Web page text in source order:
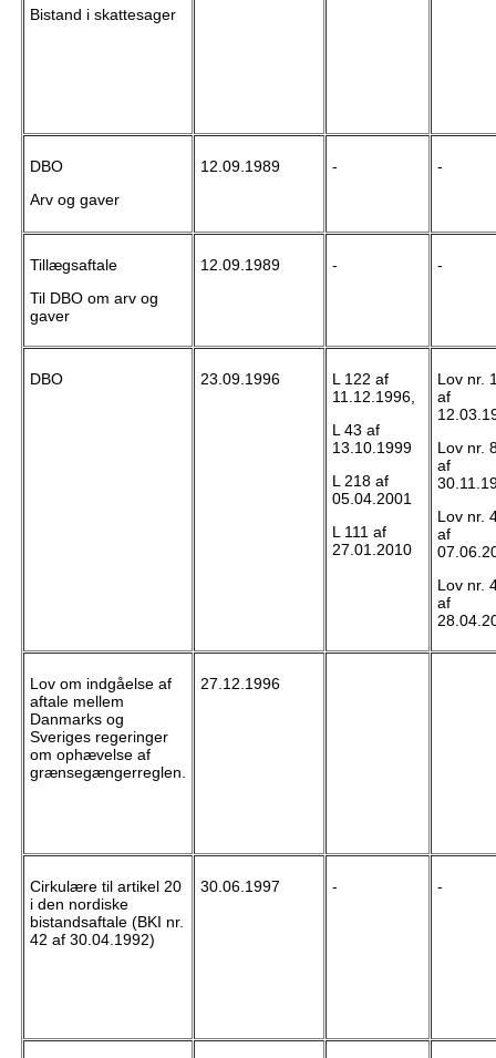
Bistand i skattesager
DBO
Arv og gaver
12.09.1989 - -
Tillægsaftale
Til DBO om arv og
gaver
12.09.1989 - -
DBO 23.09.1996
L 122 af
11.12.1996,
L 43 af
13.10.1999
L 218 af
05.04.2001
L 111 af
27.01.2010
Lov nr.
af
Lov nr.
af
Lov nr.
af
Lov nr.
af
Lov om indgåelse af
aftale mellem
Danmarks og
Sveriges regeringer
om ophævelse af
grænsegængerreglen.
27.12.1996
Cirkulære til artikel 20
i den nordiske
bistandsaftale (BKI nr.
42 af 30.04.1992)
30.06.1997 - -